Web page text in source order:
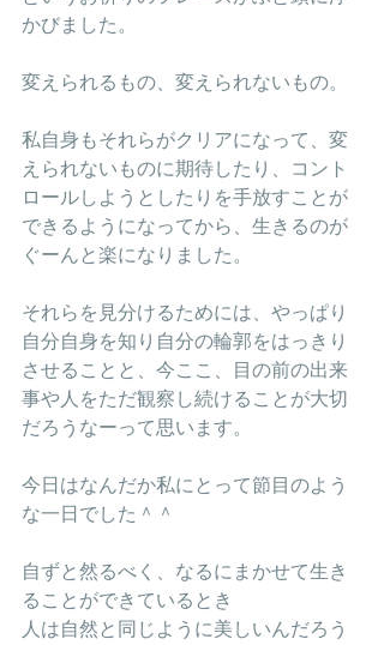
かびました。
変えられるもの、変えられないもの。
私自身もそれらがクリアになって、変
えられないものに期待したり、コント
ロールしようとしたりを手放すことが
できるようになってから、生きるのが
ぐーんと楽になりました。
それらを見分けるためには、やっぱり
自分自身を知り自分の輪郭をはっきり
させることと、今ここ、目の前の出来
事や人をただ観察し続けることが大切
だろうなーって思います。
今日はなんだか私にとって節目のよう
な一日でした＾＾
自ずと然るべく、なるにまかせて生き
ることができているとき
人は自然と同じように美しいんだろう